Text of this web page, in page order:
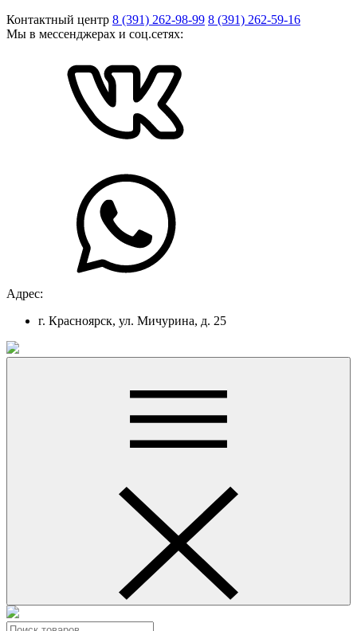
Контактный центр 8 (391) 262-98-99 8 (391) 262-59-16
Мы в мессенджерах и соц.сетях:
Адрес:
г. Красноярск, ул. Мичурина, д. 25